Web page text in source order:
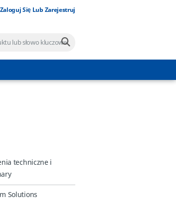
Zaloguj Się Lub Zarejestruj
techniczne i
Solutions